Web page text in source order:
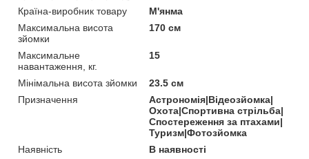
Країна-виробник товару
М'янма
Максимальна висота
зйомки
170 см
Максимальне
навантаження, кг.
15
Мінімальна висота зйомки
23.5 см
Призначення
Астрономія|Відеозйомка|
Охота|Спортивна стрільба|
Спостереження за птахами|
Туризм|Фотозйомка
Наявність
В наявності